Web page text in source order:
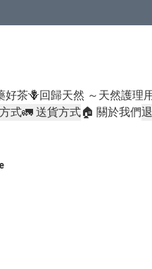
好茶🪻回歸天然 ～天然護理
式🚛 送貨方式🏠 關於我們